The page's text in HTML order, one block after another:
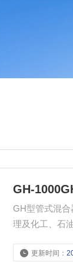
GH-
GH型管式混合器旋涡、反旋涡增
理及化工、石
罐、计量输送
更新时间：